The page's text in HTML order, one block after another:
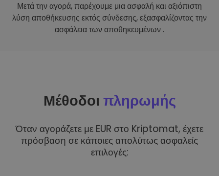
Μετά την αγορά, παρέχουμε μια ασφαλή και αξιόπιστη
λύση αποθήκευσης εκτός σύνδεσης, εξασφαλίζοντας την
ασφάλεια των αποθηκευμένων .
Μέθοδοι πληρωμής
Όταν αγοράζετε με EUR στο Kriptomat, έχετε
πρόσβαση σε κάποιες απολύτως ασφαλείς
επιλογές: